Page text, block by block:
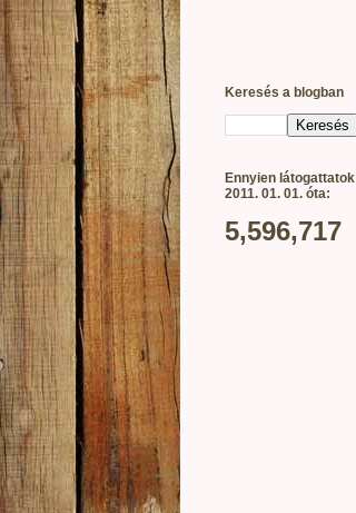
Keresés a blogban
Ennyien látogattatok
2011. 01. 01. óta:
5,596,717